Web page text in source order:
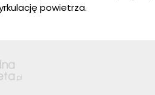
powietrza.